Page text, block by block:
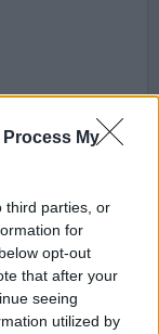
Process My
third parties, or
for
opt-out
that after your
seeing
utilized by
varit ute i
förmena
för
på rimlig
hårdare
som